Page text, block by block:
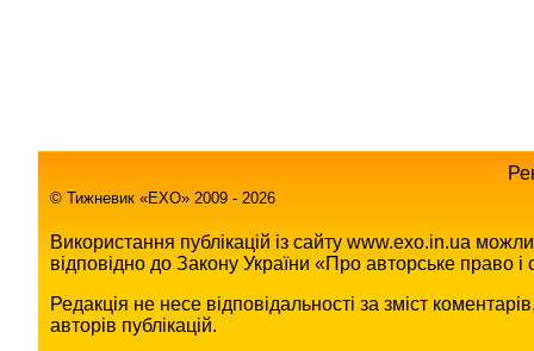
© Тижневик «EХO» 2009 - 2026
Використання публікацій із сайту www.exo.in.ua
відповідно до Закону України «Про авторське право і
Редакція не несе відповідальності за зміст
авторів публікацій.